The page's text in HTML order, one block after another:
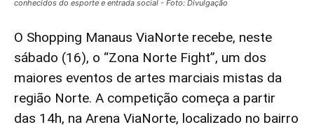
conhecidos do esporte e entrada social - Foto: Divulgação
O Shopping Manaus ViaNorte recebe, neste
sábado (16), o “Zona Norte Fight”, um dos
maiores eventos de artes marciais mistas da
região Norte. A competição começa a partir
das 14h, na Arena ViaNorte, localizado no bairro